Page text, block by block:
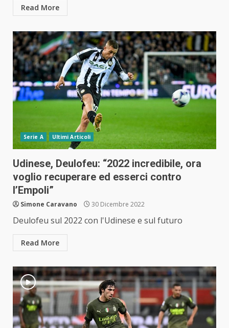
Read More
Serie A Ultimi Articoli
Udinese, Deulofeu: “2022 incredibile, ora
voglio recuperare ed esserci contro
l’Empoli”
Simone Caravano 30 Dicembre 2022
Deulofeu sul 2022 con l'Udinese e sul futuro
Read More